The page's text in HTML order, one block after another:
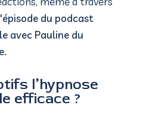
du podcast
avec Pauline du
l’hypnose
efficace ?